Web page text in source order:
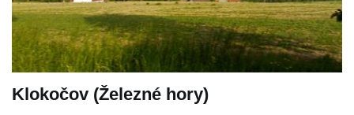
Klokočov (Železné hory)